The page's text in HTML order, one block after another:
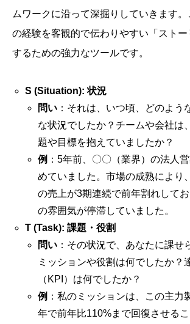
ムワークに沿って深掘りしていきます
の経験を客観的で伝わりやすい「スト
するための強力なツールです。
S (Situation): 状況
問い：それは、いつ頃、どのよう
な状況でしたか？チームや会社は
題や目標を抱えていましたか？
例 ：5年前、〇〇（業界）の法人
めていました。市場の成熟により
の売上が3期連続で前年割れして
の雰囲気が停滞していました。
T (Task): 課題・役割
問い：その状況で、あなたに課せ
ミッションや役割は何でしたか？
（KPI）は何でしたか？
例 ：私のミッションは、この主力
年で前年比110%まで回復させる